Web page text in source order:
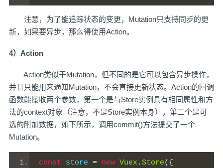
注意，为了能追踪状态的变更，Mutation只支持同步的更
新，如果要异步，那么得使用Action。
4）Action
Action类似于Mutation，但不同的是它可以包含异步操作，
并且只能用来通知Mutation，不会直接更新状态。Action的回调
函数能接收两个参数，第一个是与Store实例具有相同属性和方
法的context对象（注意，不是Store实例本身），第二个是可
选的附加数据，如下所示，调用commit()方法提交了一个
Mutation。
const store = new Vuex .Store({